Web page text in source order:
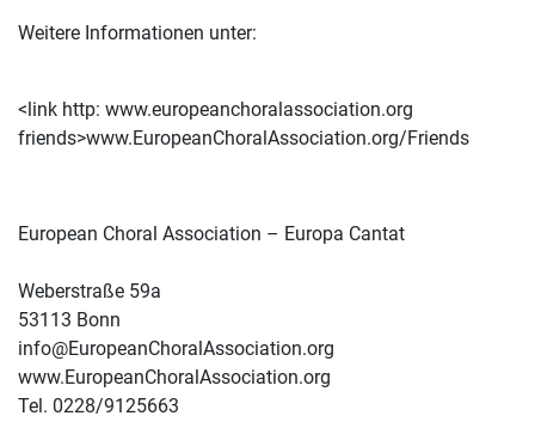
Weitere Informationen unter:
<link http: www.europeanchoralassociation.org
friends>www.EuropeanChoralAssociation.org/Friends
European Choral Association – Europa Cantat
Weberstraße 59a
53113 Bonn
info@EuropeanChoralAssociation.org
www.EuropeanChoralAssociation.org
Tel. 0228/9125663